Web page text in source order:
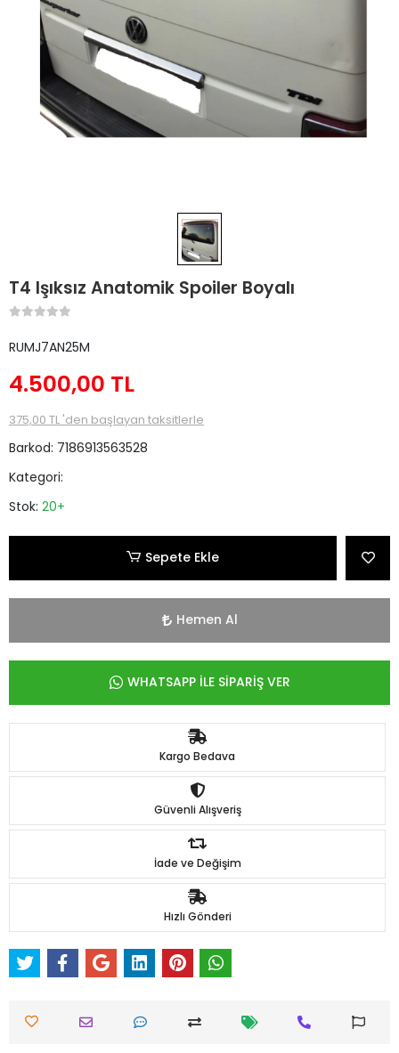
T4 Işıksız Anatomik Spoiler Boyalı
RUMJ7AN25M
4.500,00 TL
375,00 TL 'den başlayan taksitlerle
Barkod: 7186913563528
Kategori:
Stok: 20+
Sepete Ekle
Hemen Al
WHATSAPP İLE SİPARİŞ VER
Kargo Bedava
Güvenli Alışveriş
İade ve Değişim
Hızlı Gönderi